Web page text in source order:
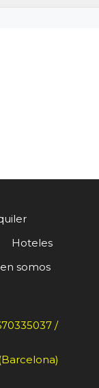
Hoteles
somos
/